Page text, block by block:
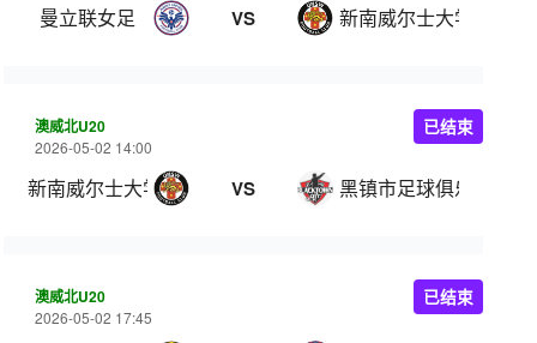
曼立联女足 VS 新南威尔士大学女足
澳威北U20
2026-05-02 14:00
新南威尔士大学U20 VS 黑镇市足球俱乐部U20
已结束
澳威北U20
2026-05-02 17:45
已结束